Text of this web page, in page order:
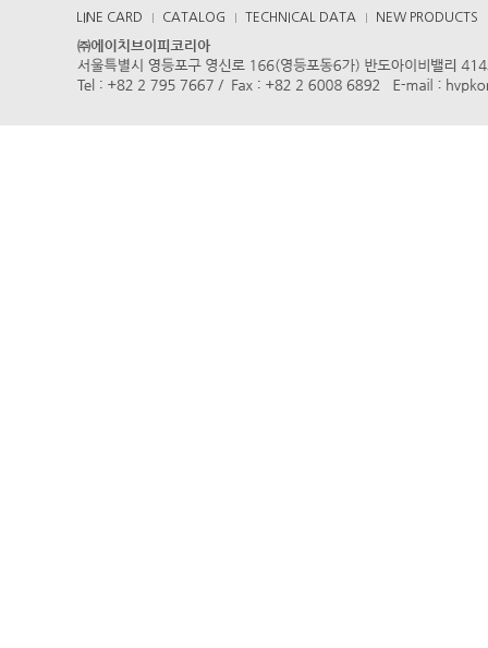
LINE CARD CATALOG TECHNICAL DATA NEW PRODUCTS